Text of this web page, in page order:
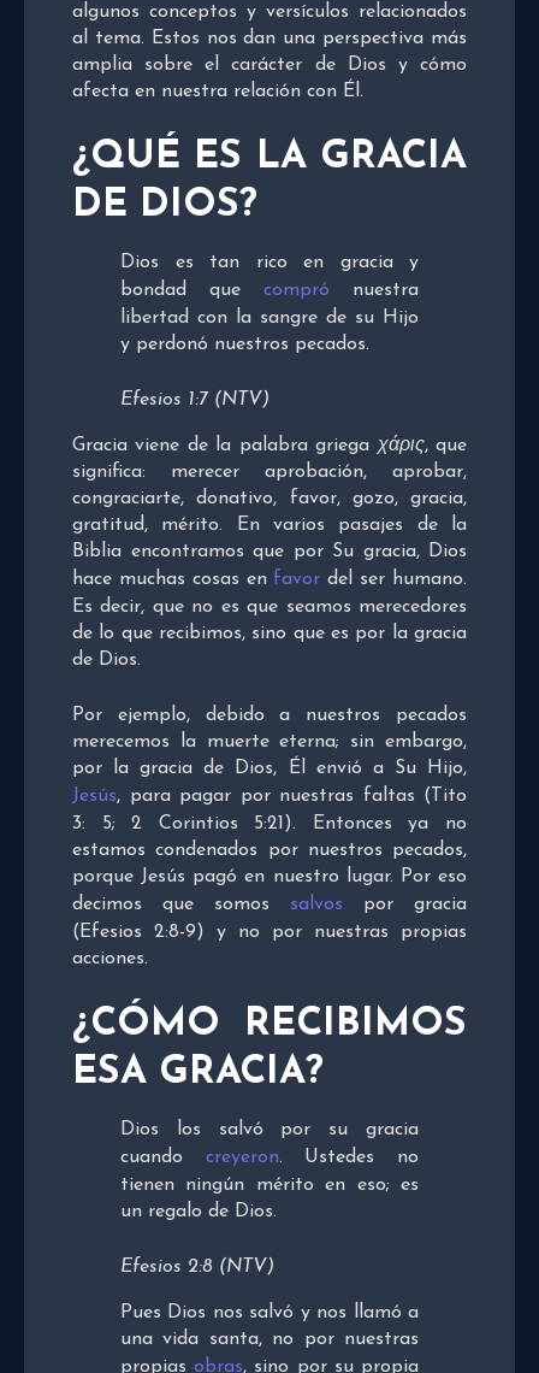
algunos conceptos y versículos relacionados
al tema. Estos nos dan una perspectiva más
amplia sobre el carácter de Dios y cómo
afecta en nuestra relación con Él.
¿QUÉ ES LA GRACIA
DE DIOS?
Dios es tan rico en gracia y
bondad que compró nuestra
libertad con la sangre de su Hijo
y perdonó nuestros pecados.
Efesios 1:7 (NTV)
Gracia viene de la palabra griega χάρις, que
significa: merecer aprobación, aprobar,
congraciarte, donativo, favor, gozo, gracia,
gratitud, mérito. En varios pasajes de la
Biblia encontramos que por Su gracia, Dios
hace muchas cosas en favor del ser humano.
Es decir, que no es que seamos merecedores
de lo que recibimos, sino que es por la gracia
de Dios.
Por ejemplo, debido a nuestros pecados
merecemos la muerte eterna; sin embargo,
por la gracia de Dios, Él envió a Su Hijo,
Jesús, para pagar por nuestras faltas (Tito
3: 5; 2 Corintios 5:21). Entonces ya no
estamos condenados por nuestros pecados,
porque Jesús pagó en nuestro lugar. Por eso
decimos que somos salvos por gracia
(Efesios 2:8-9) y no por nuestras propias
acciones.
¿CÓMO RECIBIMOS
ESA GRACIA?
Dios los salvó por su gracia
cuando creyeron. Ustedes no
tienen ningún mérito en eso; es
un regalo de Dios.
Efesios 2:8 (NTV)
Pues Dios nos salvó y nos llamó a
una vida santa, no por nuestras
propiasobras, sino por su propia